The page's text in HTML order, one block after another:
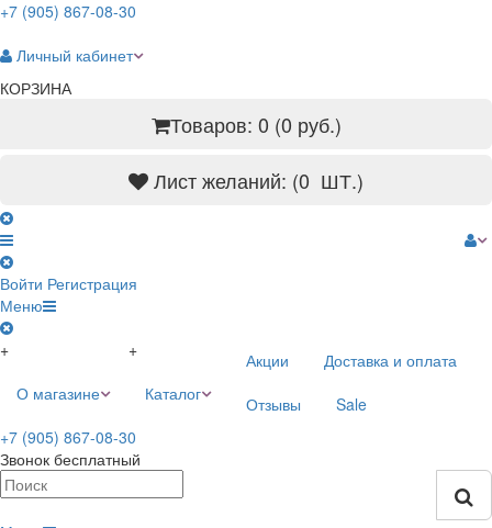
+7 (905) 867-08-30
Личный кабинет
КОРЗИНА
Товаров: 0 (0 руб.)
Лист желаний: (0 ШТ.)
Войти Регистрация
Меню
+
О магазине
+
Каталог
Акции
Доставка и оплата
Отзывы
Sale
+7 (905) 867-08-30
Звонок бесплатный